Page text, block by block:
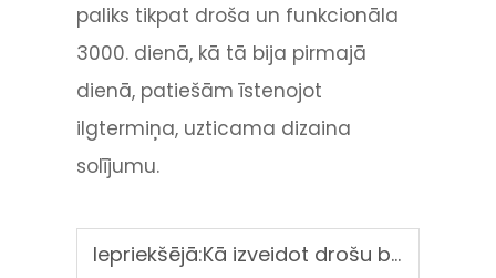
paliks tikpat droša un funkcionāla
3000. dienā, kā tā bija pirmajā
dienā, patiešām īstenojot
ilgtermiņa, uzticama dizaina
solījumu.
Iepriekšējā:Kā izveidot drošu bērnu rotaļām paredzētu zonu sabiedriskajos parkos?